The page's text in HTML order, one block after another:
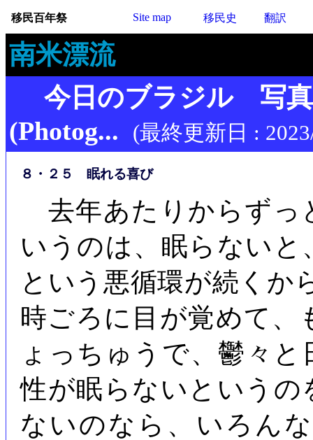
移民百年祭 Site map 移民史 翻訳
南米漂流
今日のブラジル 写
(Photog...
(最終更新日 :
８・２５ 眠れる喜び
去年あたりからずっ
いうのは、眠らない
という悪循環が続くか
時ごろに目が覚めて
ょっちゅうで、鬱々
性が眠らないというの
ないのなら、いろん